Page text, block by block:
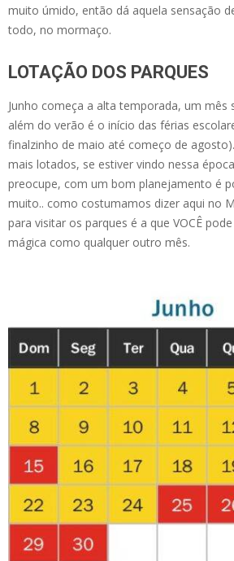
muito úmido, então dá aquela sensação
todo, no mormaço.
LOTAÇÃO DOS PARQUES
Junho começa a alta temporada, um mês
além do verão é o início das férias
finalzinho de maio até começo de
mais lotados, se estiver vindo nessa
preocupe, com um bom planejamento é
muito.. como costumamos dizer aqui no
para visitar os parques é a que VOCÊ
mágica como qualquer outro mês.